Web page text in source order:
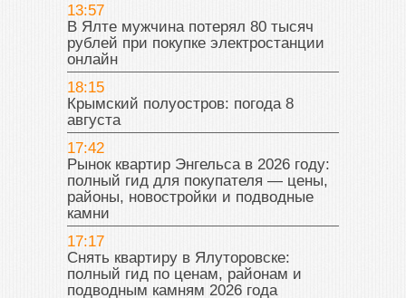
13:57
В Ялте мужчина потерял 80 тысяч
рублей при покупке электростанции
онлайн
18:15
Крымский полуостров: погода 8
августа
17:42
Рынок квартир Энгельса в 2026 году:
полный гид для покупателя — цены,
районы, новостройки и подводные
камни
17:17
Снять квартиру в Ялуторовске:
полный гид по ценам, районам и
подводным камням 2026 года